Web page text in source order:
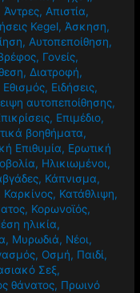
Άντρες, Απιστία,
Kegel, Άσκηση,
, Αυτοπεποίθηση,
, Γονείς,
, Διατροφή,
Εθισμός, Ειδήσεις,
αυτοπεποίθησης,
, Επιμέδιο,
βοηθήματα,
Επιθυμία, Ερωτική
, Ηλικιωμένοι,
, Κάπνισμα,
Καρκίνος, Κατάθλιψη,
, Κορωνοϊός,
ηλικία,
, Μυρωδιά, Νέοι,
, Οσμή, Παιδί,
Σεξ,
θάνατος, Πρωινό